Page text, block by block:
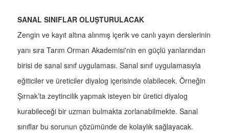
SANAL SINIFLAR OLUŞTURULACAK
Zengin ve kayıt altına alınmış içerik ve canlı yayın derslerinin
yanı sıra Tarım Orman Akademisi'nin en güçlü yanlarından
birisi de sanal sınıf uygulaması. Sanal sınıf uygulamasıyla
eğiticiler ve üreticiler diyalog içerisinde olabilecek. Örneğin
Şırnak’ta zeytincilik yapmak isteyen bir üretici diyalog
kurabileceği bir uzman bulmakta zorlanabilmekte. Sanal
sınıflar bu sorunun çözümünde de kolaylık sağlayacak.